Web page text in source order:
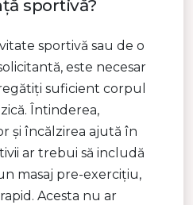
sportivă?
sportivă sau de o
este necesar
suficient corpul
Întinderea,
și încălzirea ajută în
ar trebui să includă
masaj pre-exercițiu,
Acesta nu ar